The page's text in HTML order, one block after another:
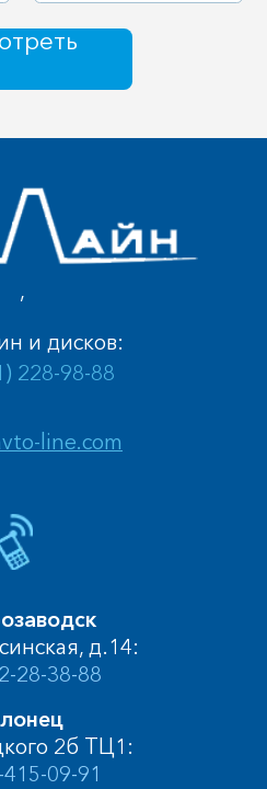
,
line.com
и дисков:
228-98-88
д.14:
28-38-88
2б ТЦ1:
09-91